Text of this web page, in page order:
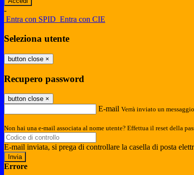
-
Entra con SPID Entra con CIE
Seleziona utente
button close ×
Recupero password
button close ×
E-mail Verrà inviato un
Non hai una e-mail associata al nome utente? Effettua il reset della
E-mail inviata, si prega di controllare la casella di posta
Errore